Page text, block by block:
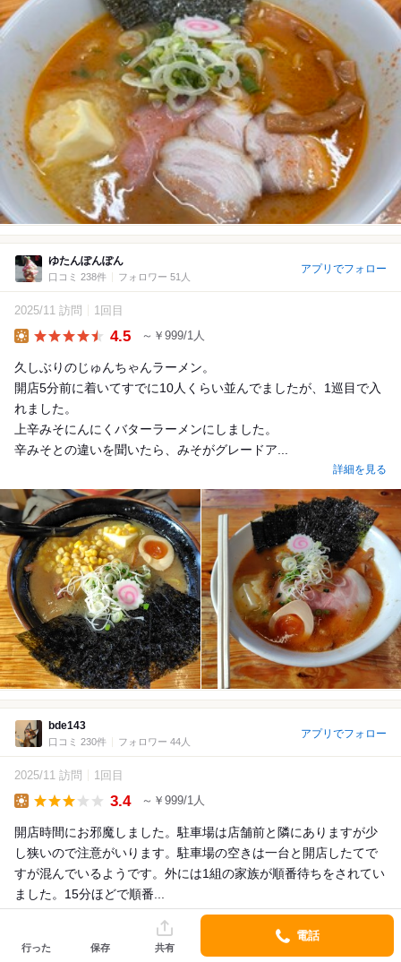
ゆたんぽんぽん
口コミ 238件 フォロワー 51人
アプリでフォロー
2025/11 訪問 1回目
4.5 ～￥999/1人
久しぶりのじゅんちゃんラーメン。
開店5分前に着いてすでに10人くらい並んでましたが、1巡目で入
れました。
上辛みそにんにくバターラーメンにしました。
辛みそとの違いを聞いたら、みそがグレードア...
詳細を見る
bde143
口コミ 230件 フォロワー 44人
アプリでフォロー
2025/11 訪問 1回目
3.4 ～￥999/1人
開店時間にお邪魔しました。駐車場は店舗前と隣にありますが少
し狭いので注意がいります。駐車場の空きは一台と開店したてで
すが混んでいるようです。外には1組の家族が順番待ちをされてい
ました。15分ほどで順番...
詳細を見る
行った 保存 共有
電話